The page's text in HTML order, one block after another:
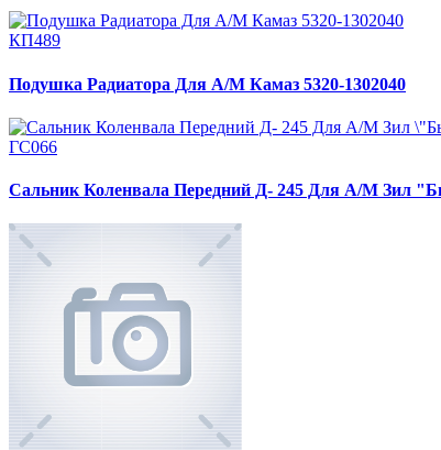
КП489
Подушка Радиатора Для А/М Камаз 5320-1302040
ГС066
Сальник Коленвала Передний Д- 245 Для А/М Зил